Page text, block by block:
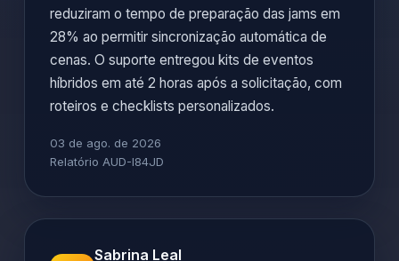
reduziram o tempo de preparação das jams em
28% ao permitir sincronização automática de
cenas. O suporte entregou kits de eventos
híbridos em até 2 horas após a solicitação, com
roteiros e checklists personalizados.
03 de ago. de 2026
Relatório AUD-I84JD
Sabrina Leal